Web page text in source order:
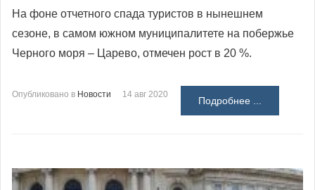
На фоне отчетного спада туристов в нынешнем
сезоне, в самом южном муниципалитете на побержье
Черного моря – Царево, отмечен рост в 20 %.
Опубликовано в Новости 14 авг 2020
Подробнее ...